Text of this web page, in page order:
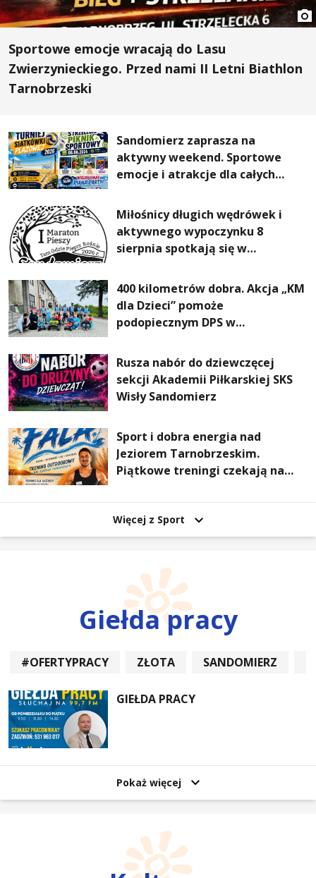
Sportowe emocje wracają do Lasu
Zwierzynieckiego. Przed nami II Letni Biathlon
Tarnobrzeski
Sandomierz zaprasza na
aktywny weekend. Sportowe
emocje i atrakcje dla całych
Miłośnicy długich wędrówek i
aktywnego wypoczynku 8
sierpnia spotkają się w
Pieszym „Tam Gdzie Pieprz
Rośnie”
400 kilometrów dobra. Akcja „KM
dla Dzieci” pomoże
podopiecznym DPS w
Rusza nabór do dziewczęcej
sekcji Akademii Piłkarskiej SKS
Wisły Sandomierz
Sport i dobra energia nad
Jeziorem Tarnobrzeskim.
Piątkowe treningi czekają na
Więcej z Sport
Giełda pracy
#OFERTYPRACY ZŁOTA SANDOMIERZ
GIEŁDA PRACY
Pokaż więcej